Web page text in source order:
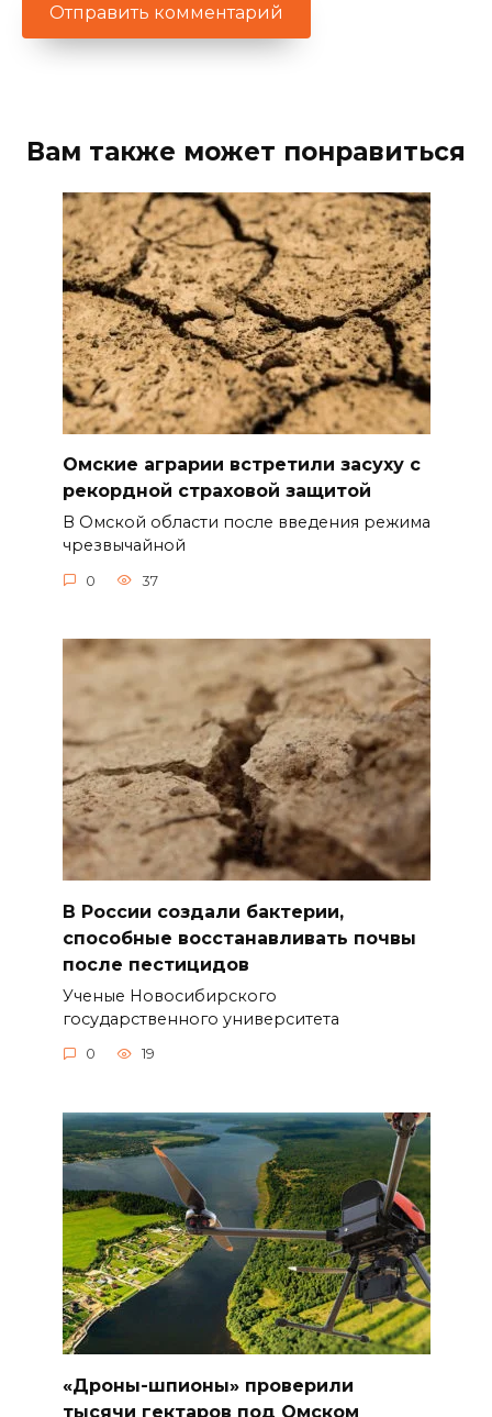
Вам также может понравиться
Омские аграрии встретили засуху с
рекордной страховой защитой
В Омской области после введения режима
чрезвычайной
0 37
В России создали бактерии,
способные восстанавливать почвы
после пестицидов
Ученые Новосибирского
государственного университета
0 19
«Дроны-шпионы» проверили
тысячи гектаров под Омском